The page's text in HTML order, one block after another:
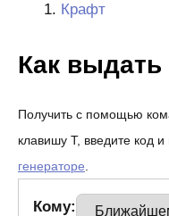
Крафт
Как выдать
Получить с помощью
клавишу T, введите код
генераторе.
Кому: